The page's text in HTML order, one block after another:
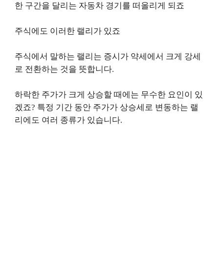
한 구간을 달리는 자동차 경기를 떠올리게 되죠
주식에도 이러한 랠리가 있죠
주식에서 말하는 랠리는 증시가 약세에서 크게 강세
로 전환하는 것을 뜻합니다.
하락한 주가가 크게 상승할 때에는 무수한 요인이 있
겠죠? 특정 기간 동안 주가가 상승세로 변동하는 랠
리에도 여러 종류가 있습니다.